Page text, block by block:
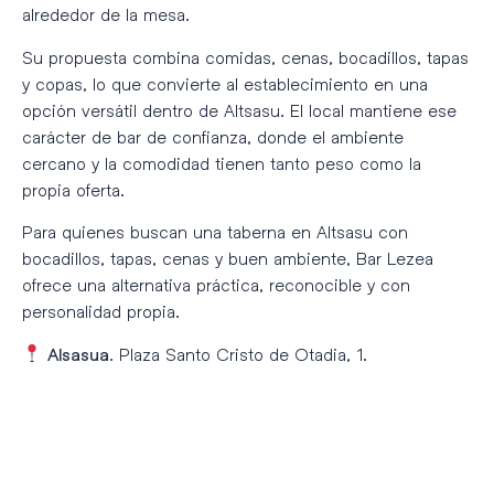
alrededor de la mesa.
Su propuesta combina comidas, cenas, bocadillos, tapas
y copas, lo que convierte al establecimiento en una
opción versátil dentro de Altsasu. El local mantiene ese
carácter de bar de confianza, donde el ambiente
cercano y la comodidad tienen tanto peso como la
propia oferta.
Para quienes buscan una taberna en Altsasu con
bocadillos, tapas, cenas y buen ambiente, Bar Lezea
ofrece una alternativa práctica, reconocible y con
personalidad propia.
Alsasua . Plaza Santo Cristo de Otadia, 1.